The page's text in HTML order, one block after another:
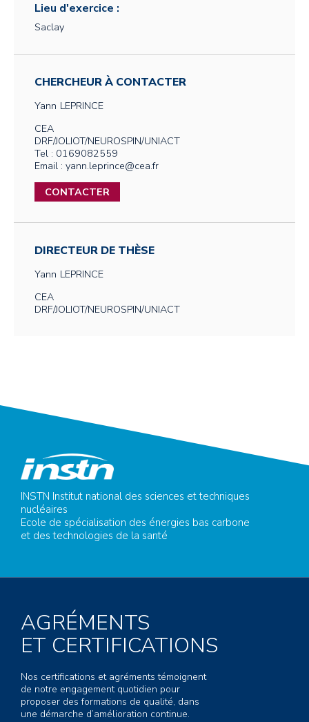
Lieu d'exercice :
Saclay
CHERCHEUR À CONTACTER
Yann LEPRINCE
CEA
DRF/JOLIOT/NEUROSPIN/UNIACT
Tel : 0169082559
Email : yann.leprince@cea.fr
CONTACTER
DIRECTEUR DE THÈSE
Yann LEPRINCE
CEA
DRF/JOLIOT/NEUROSPIN/UNIACT
INSTN Institut national des sciences et techniques
nucléaires
Ecole de spécialisation des énergies bas carbone
et des technologies de la santé
AGRÉMENTS
ET CERTIFICATIONS
Nos certifications et agréments témoignent
de notre engagement quotidien pour
proposer des formations de qualité, dans
une démarche d’amélioration continue.